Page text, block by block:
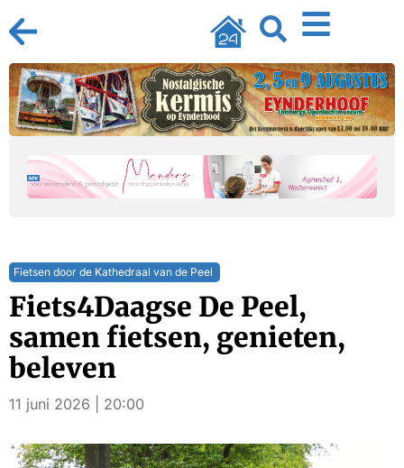
Fietsen door de Kathedraal van de Peel
Fiets4Daagse De Peel,
samen fietsen, genieten,
beleven
11 juni 2026 | 20:00